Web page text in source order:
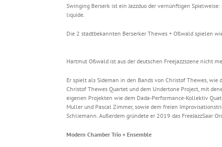
Swinging Berserk ist ein Jazzduo der vernünftigen
liquide.
Die 2 stadtbekannten Berserker Thewes + Oßwald spielen
Hartmut Oßwald ist aus der deutschen Freejazzszene nicht
Er spielt als Sideman in den Bands von Christof Thewes,
Christof Thewes Quartet und dem Undertone Project, mit
eigenen Projekten wie dem Dada-Performance-Kollektiv
Muller und Pascal Zimmer, sowie dem freien
Schliemann. Außerdem gründete er 2019 das FreeJazzSaar
Modern Chamber Trio + Ensemble